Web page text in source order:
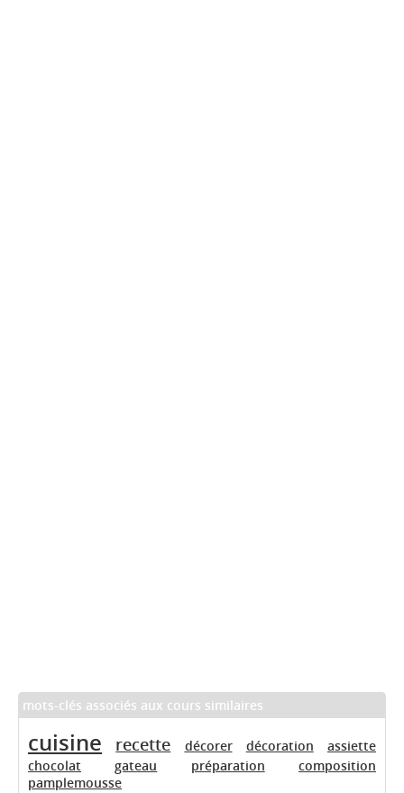
mots-clés associés aux cours similaires
cuisine recette décorer décoration
assiette
chocolat
gateau préparation
composition
pamplemousse